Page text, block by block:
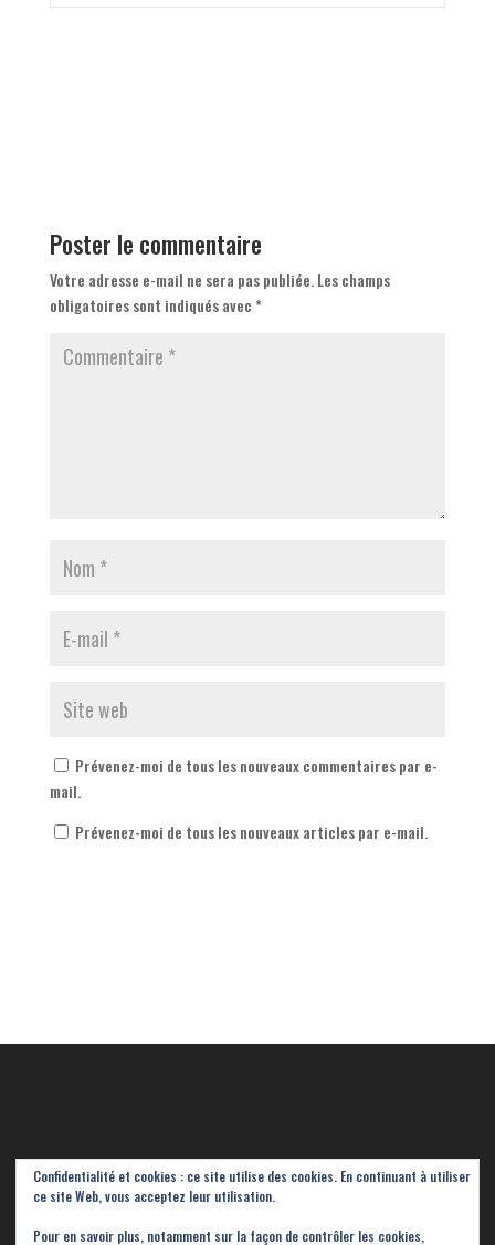
Poster le commentaire
Votre adresse e-mail ne sera pas publiée. Les champs
obligatoires sont indiqués avec*
Prévenez-moi de tous les nouveaux commentaires par e-
mail.
Prévenez-moi de tous les nouveaux articles par e-mail.
Confidentialité et cookies : ce site utilise des cookies. En continuant à utiliser
ce site Web, vous acceptez leur utilisation.
Pour en savoir plus, notamment sur la façon de contrôler les cookies,